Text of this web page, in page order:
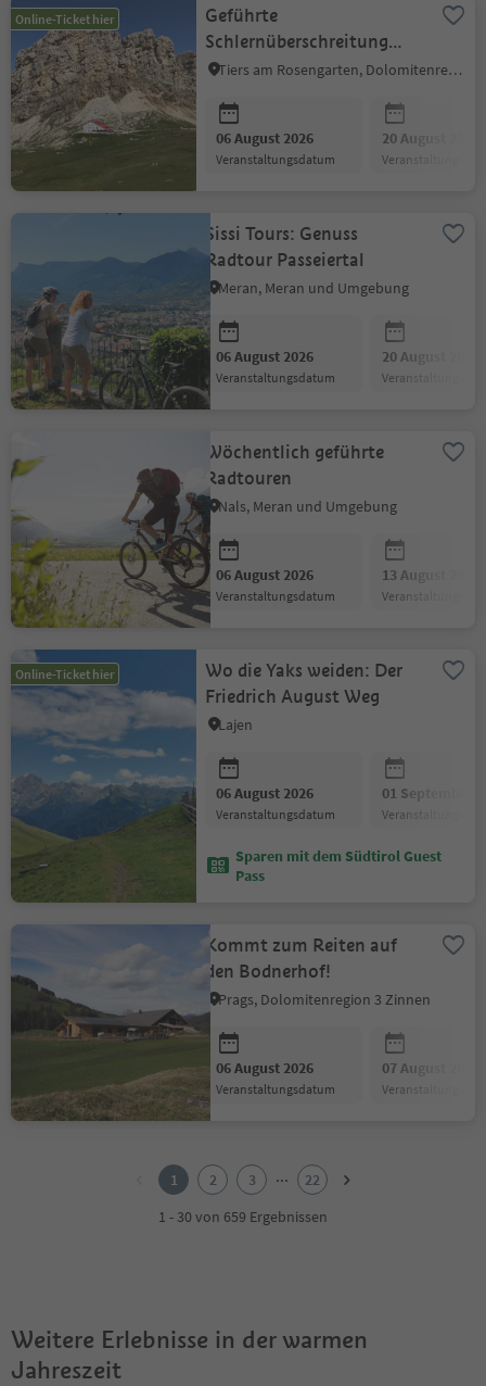
Online-Ticket hier
Geführte
Schlernüberschreitung
über das Tierser Alpl
Tiers am Rosengarten, Dolomitenregion Seiser Alm
06 August 2026
Veranstaltungsdatum
20 August 2026
Sissi Tours: Genuss
Radtour Passeiertal
Meran, Meran und Umgebung
06 August 2026
Veranstaltungsdatum
20 August 2026
Wöchentlich geführte
Radtouren
Nals, Meran und Umgebung
06 August 2026
Veranstaltungsdatum
13 August 2026
Online-Ticket hier
Wo die Yaks weiden: Der
Friedrich August Weg
Lajen
06 August 2026
Veranstaltungsdatum
01 September
Sparen mit dem Südtirol Guest
Pass
Kommt zum Reiten auf
den Bodnerhof!
Prags, Dolomitenregion 3 Zinnen
06 August 2026
Veranstaltungsdatum
07 August 2026
10
11
1 2 3 ...
22
1 - 30 von 659 Ergebnissen
Weitere Erlebnisse in der warmen
Jahreszeit